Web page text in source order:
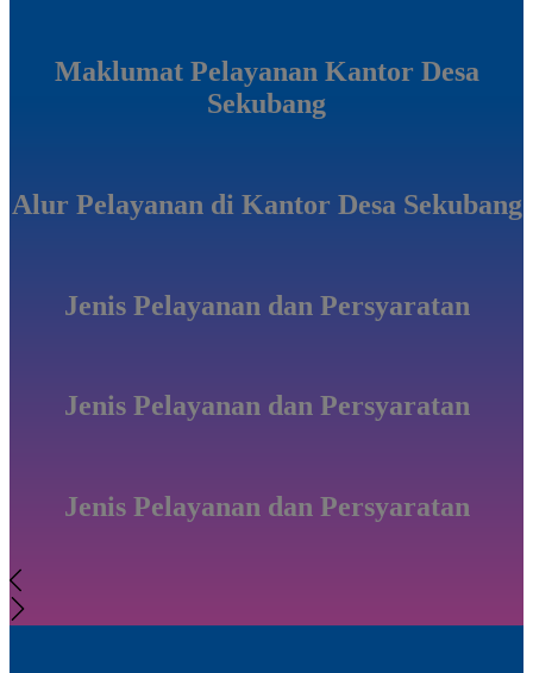
Maklumat Pelayanan Kantor Desa
Sekubang
Alur Pelayanan di Kantor Desa Sekubang
Jenis Pelayanan dan Persyaratan
Jenis Pelayanan dan Persyaratan
Jenis Pelayanan dan Persyaratan